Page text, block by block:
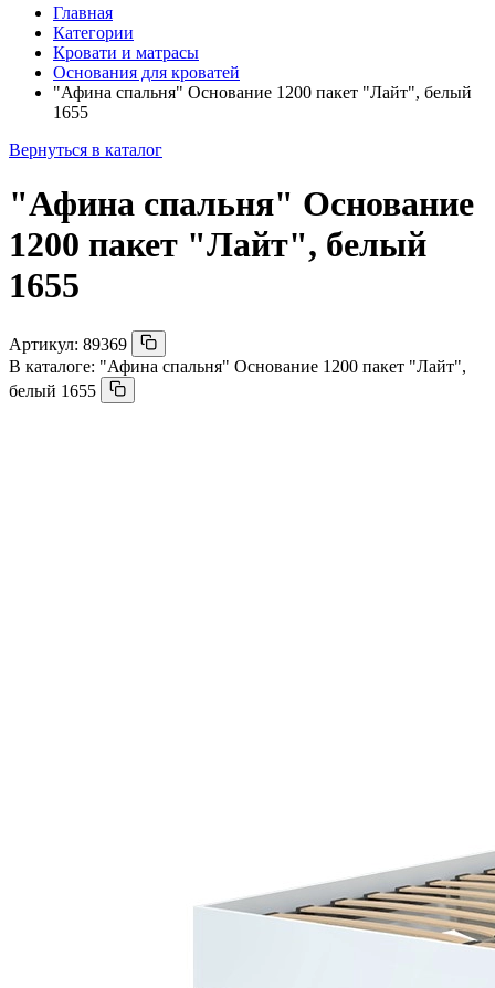
Главная
Категории
Кровати и матрасы
Основания для кроватей
"Афина спальня" Основание 1200 пакет "Лайт", белый
1655
Вернуться в каталог
"Афина спальня" Основание
1200 пакет "Лайт", белый
1655
Артикул: 89369
В каталоге: "Афина спальня" Основание 1200 пакет "Лайт",
белый 1655